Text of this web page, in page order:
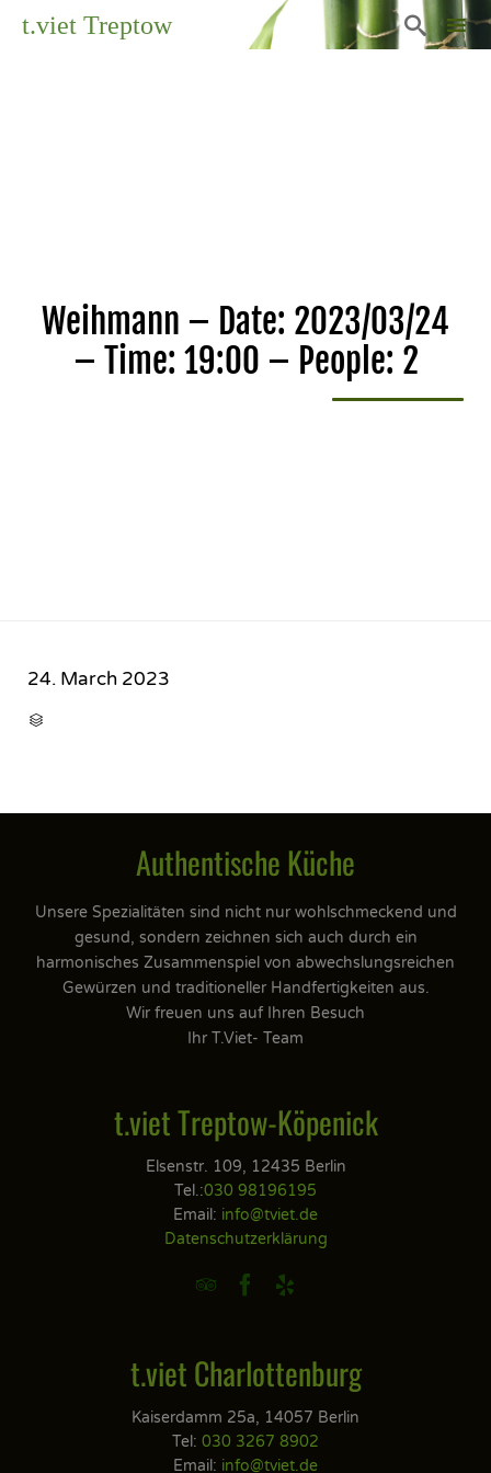
t.viet Treptow 
Weihmann – Date: 2023/03/24
– Time: 19:00 – People: 2
24. March 2023

Authentische Küche
Unsere Spezialitäten sind nicht nur wohlschmeckend und
gesund, sondern zeichnen sich auch durch ein
harmonisches Zusammenspiel von abwechslungsreichen
Gewürzen und traditioneller Handfertigkeiten aus.
Wir freuen uns auf Ihren Besuch
Ihr T.Viet- Team
t.viet Treptow-Köpenick
Elsenstr. 109, 12435 Berlin
Tel.:030 98196195
Email: info@tviet.de
Datenschutzerklärung
  
t.viet Charlottenburg
Kaiserdamm 25a, 14057 Berlin
Tel: 030 3267 8902
Email: info@tviet.de